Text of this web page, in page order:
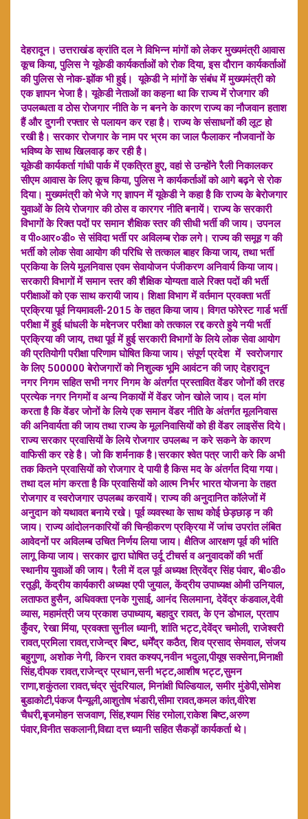
देहरादून। उत्तराखंड क्रांति दल ने विभिन्न मांगों को लेकर मुख्यमंत्री आवास
कूच किया, पुलिस ने यूकेडी कार्यकर्ताओं को रोक दिया, इस दौरान कार्यकर्ताओं
की पुलिस से नोक-झोंक भी हुई। यूकेडी ने मांगों के संबंध में मुख्यमंत्री को
एक ज्ञापन भेजा है। यूकेडी नेताओं का कहना था कि राज्य में रोजगार की
उपलब्धता व ठोस रोजगार नीति के न बनने के कारण राज्य का नौजवान हताश
हैं और दुगनी रफ्तार से पलायन कर रहा है। राज्य के संसाधनों की लूट हो
रखी है। सरकार रोजगार के नाम पर भ्रम का जाल फैलाकर नौजवानों के
भविष्य के साथ खिलवाड़ कर रही है।
यूकेडी कार्यकर्ता गांधी पार्क में एकत्रित हुए, वहां से उन्होंने रैली निकालकर
सीएम आवास के लिए कूच किया, पुलिस ने कार्यकर्ताओं को आगे बढ़ने से रोक
दिया। मुख्यमंत्री को भेजे गए ज्ञापन में यूकेडी ने कहा है कि राज्य के बेरोजगार
युवाओं के लिये रोजगार की ठोस व कारगर नीति बनायें। राज्य के सरकारी
विभागों के रिक्त पदों पर समान शैक्षिक स्तर की सीधी भर्ती की जाय। उपनल
व पी०आर०डी० से संविदा भर्ती पर अविलम्ब रोक लगे। राज्य की समूह ग की
भर्ती को लोक सेवा आयोग की परिधि से तत्काल बाहर किया जाय, तथा भर्ती
प्रकिया के लिये मूलनिवास एवम सेवायोजन पंजीकरण अनिवार्य किया जाय।
सरकारी विभागों में समान स्तर की शैक्षिक योग्यता वाले रिक्त पदों की भर्ती
परीक्षाओं को एक साथ करायी जाय। शिक्षा विभाग में वर्तमान प्रवक्ता भर्ती
प्रक्रिया पूर्व नियमावली-2015 के तहत किया जाय। विगत फोरेस्ट गार्ड भर्ती
परीक्षा में हुई धांधली के मद्देनजर परीक्षा को तत्काल रद्द करते हुये नयी भर्ती
प्रक्रिया की जाय, तथा पूर्व में हुई सरकारी विभागों के लिये लोक सेवा आयोग
की प्रतियोगी परीक्षा परिणाम घोषित किया जाय। संपूर्ण प्रदेश में स्वरोजगार
के लिए 500000 बेरोजगारों को निशुल्क भूमि आवंटन की जाए देहरादून
नगर निगम सहित सभी नगर निगम के अंतर्गत प्रस्तावित वेंडर जोनों की तरह
प्रत्येक नगर निगमों व अन्य निकायों में वेंडर जोन खोले जाय। दल मांग
करता है कि वेंडर जोनों के लिये एक समान वेंडर नीति के अंतर्गत मूलनिवास
की अनिवार्यता की जाय तथा राज्य के मूलनिवासियों को ही वेंडर लाइसेंस दिये।
राज्य सरकार प्रवासियों के लिये रोजगार उपलब्ध न करे सकने के कारण
वाफिसी कर रहे है। जो कि शर्मनाक है।सरकार श्वेत पत्र जारी करे कि अभी
तक कितने प्रवासियों को रोजगार दे पायी है किस मद के अंतर्गत दिया गया।
तथा दल मांग करता है कि प्रवासियों को आत्म निर्भर भारत योजना के तहत
रोजगार व स्वरोजगार उपलब्ध करवायें। राज्य की अनुदानित कॉलेजों में
अनुदान को यथावत बनाये रखे। पूर्व व्यवस्था के साथ कोई छेड़छाड़ न की
जाय। राज्य आंदोलनकारियों की चिन्हीकरण प्रक्रिया में जांच उपरांत लंबित
आवेदनों पर अविलम्ब उचित निर्णय लिया जाय। क्षैतिज आरक्षण पूर्व की भांति
लागू किया जाय। सरकार द्वारा घोषित उर्दू टीचर्स व अनुवादकों की भर्ती
स्थानीय युवाओं की जाय। रैली में दल पूर्व अध्यक्ष त्रिवेंद्र सिंह पंवार, बी०डी०
रतूड़ी, केंद्रीय कार्यकारी अध्यक्ष एपी जुयाल, केंद्रीय उपाध्यक्ष ओमी उनियाल,
लताफत हुसैन, अधिवक्ता एनके गुसाई, आनंद सिलमाना, देवेंद्र कंडवाल,देवी
व्यास, महामंत्री जय प्रकाश उपाध्याय, बहादुर रावत, के एन डोभाल, प्रताप
कुँवर, रेखा मिंया, प्रवक्ता सुनील ध्यानी, शांति भट्ट,देवेंद्र चमोली, राजेश्वरी
रावत,प्रमिला रावत,राजेन्द्र बिष्ट, धर्मेंद्र कठैत, शिव प्रसाद सेमवाल, संजय
बहुगुणा, अशोक नेगी, किरन रावत कश्यप,नवीन भदुला,पीयूष सक्सेना,मिनाक्षी
सिंह,दीपक रावत,राजेन्द्र प्रधान,सनी भट्ट,आशीष भट्ट,सुमन
राणा,शकुंतला रावत,चंद्र सुंदरियाल, मिनांक्षी घिल्डियाल, समीर मुंडेपी,सोमेश
बुडाकोटी,पंकज पैन्यूली,आशुतोष भंडारी,सीमा रावत,कमल कांत,वीरेश
चैधरी,बृजमोहन सजवाण, सिंह,श्याम सिंह रमोला,राकेश बिष्ट,अरुण
पंवार,विनीत सकलानी,विद्या दत्त ध्यानी सहित सैकड़ों कार्यकर्ता थे।